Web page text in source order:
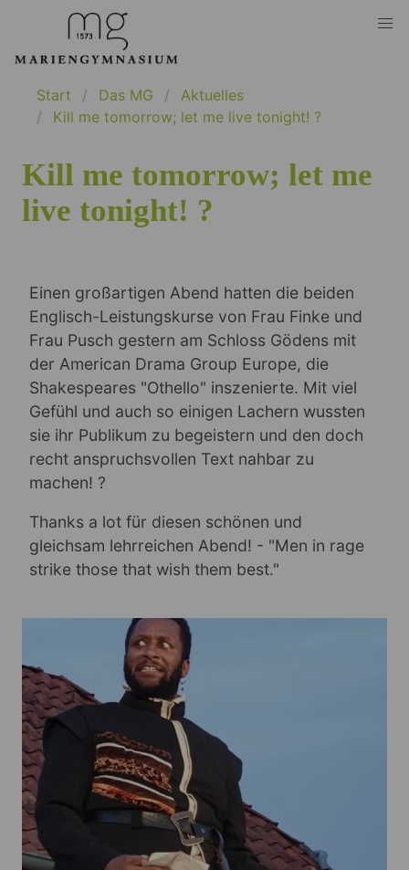
Start Das MG
Aktuelles
Kill me tomorrow; let me live tonight! ?
Kill me tomorrow; let me
live tonight! ?
Einen großartigen Abend hatten die beiden
Englisch-Leistungskurse von Frau Finke und
Frau Pusch gestern am Schloss Gödens mit
der American Drama Group Europe, die
Shakespeares "Othello" inszenierte. Mit viel
Gefühl und auch so einigen Lachern wussten
sie ihr Publikum zu begeistern und den doch
recht anspruchsvollen Text nahbar zu
machen! ?
Thanks a lot für diesen schönen und
gleichsam lehrreichen Abend! - "Men in rage
strike those that wish them best."